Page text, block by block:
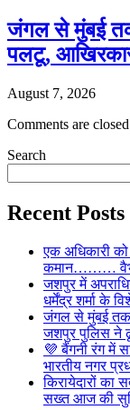
जंगल से मुंबई
पलटू,
August 7, 2026
Comments are
Search
Recent Posts
एक अधिकारी
कमान……… वैभव
जशपुर में
धर्मेंद्र शर्मा के
जंगल से मुंबई
जशपुर पुलिस ने
💜 बैंगनी रंग में
भारतीय नगर
किरायेदारों का
सख्त आज की